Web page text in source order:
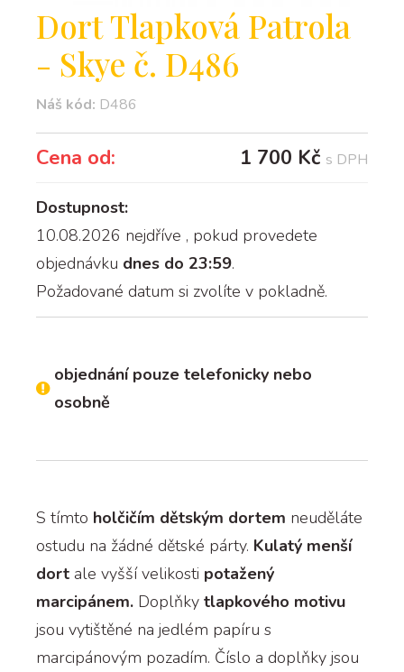
Dort Tlapková Patrola
- Skye č. D486
Náš kód: D486
Cena od: 1 700 Kč s DPH
Dostupnost:
10.08.2026 nejdříve , pokud provedete
objednávku dnes do 23:59.
Požadované datum si zvolíte v pokladně.
objednání pouze telefonicky nebo
osobně
S tímto holčičím dětským dortem neuděláte
ostudu na žádné dětské párty. Kulatý menší
dort ale vyšší velikosti potažený
marcipánem. Doplňky tlapkového motivu
jsou vytištěné na jedlém papíru s
marcipánovým pozadím. Číslo a doplňky jsou